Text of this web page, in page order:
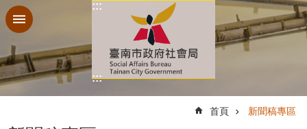
跳到主要內容區塊
:::
:::
首頁 新聞稿專區